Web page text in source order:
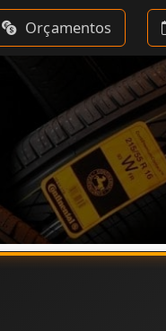
Orçamentos